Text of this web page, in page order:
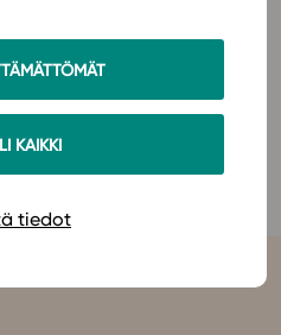
KAIKKI
tiedot
sen ohjelmasta
täällä!
ja kirjallisuuden LOPS 2021